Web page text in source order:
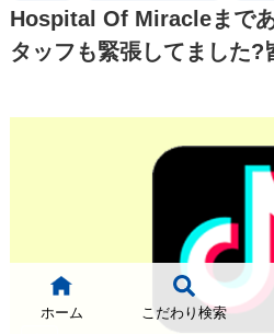
Hospital Of Miracleまで
タッフも緊張してました?
ホーム こだわり検索